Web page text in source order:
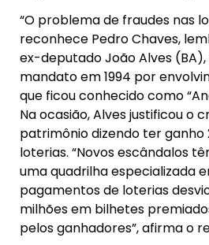
“O problema de fraudes nas
reconhece Pedro Chaves,
ex-deputado João Alves
mandato em 1994 por
que ficou conhecido como
Na ocasião, Alves justificou o
patrimônio dizendo ter ganho
loterias. “Novos escândalos
uma quadrilha especializada
pagamentos de loterias
milhões em bilhetes
pelos ganhadores”, afirma o